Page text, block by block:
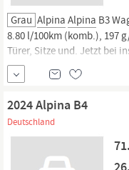
Grau Alpina Alpina B3
8.80 l/100km (komb.), 197
Türer, Sitze und. Jetzt bei
finanzieren. Nur geprüfte
Rückgaberecht und
2024 Alpina B4
Deutschland